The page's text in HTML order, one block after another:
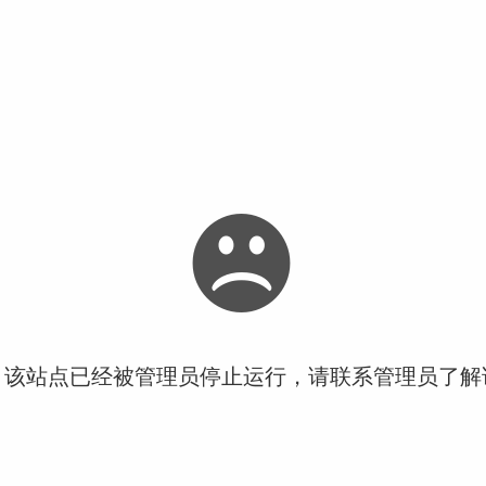
站点已经被管理员停止运行，请联系管理员了